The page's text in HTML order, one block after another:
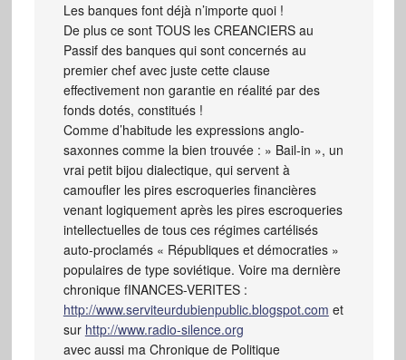
Les banques font déjà n’importe quoi !
De plus ce sont TOUS les CREANCIERS au
Passif des banques qui sont concernés au
premier chef avec juste cette clause
effectivement non garantie en réalité par des
fonds dotés, constitués !
Comme d’habitude les expressions anglo-
saxonnes comme la bien trouvée : » Bail-in », un
vrai petit bijou dialectique, qui servent à
camoufler les pires escroqueries financières
venant logiquement après les pires escroqueries
intellectuelles de tous ces régimes cartélisés
auto-proclamés « Républiques et démocraties »
populaires de type soviétique. Voire ma dernière
chronique fINANCES-VERITES :
http://www.serviteurdubienpublic.blogspot.com et
sur http://www.radio-silence.org
avec aussi ma Chronique de Politique